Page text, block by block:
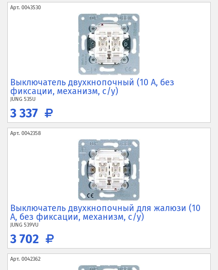
Арт. 0043530
Выключатель двухкнопочный (10 А, без
фиксации, механизм, с/у)
JUNG 535U
3 337
Арт. 0042358
Выключатель двухкнопочный для жалюзи (10
А, без фиксации, механизм, с/у)
JUNG 539VU
3 702
Арт. 0042362